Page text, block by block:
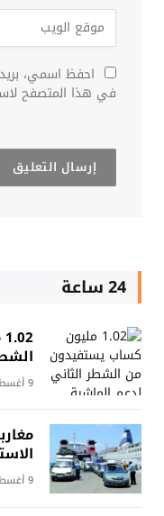
احفظ اسمي،
في هذا المتصفح
24 ساعة
9 أغسطس، 2026 | 23:05
9 أغسطس، 2026 | 22:01